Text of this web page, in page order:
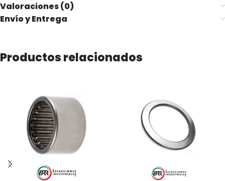
Valoraciones (0)
Envío y Entrega
Productos relacionados